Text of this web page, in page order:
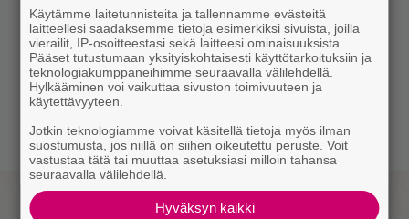
Käytämme laitetunnisteita ja tallennamme evästeitä
laitteellesi saadaksemme tietoja esimerkiksi sivuista, joilla
vierailit, IP-osoitteestasi sekä laitteesi ominaisuuksista.
Pääset tutustumaan yksityiskohtaisesti käyttötarkoituksiin ja
teknologiakumppaneihimme seuraavalla välilehdellä.
Hylkääminen voi vaikuttaa sivuston toimivuuteen ja
käytettävyyteen.
Jotkin teknologiamme voivat käsitellä tietoja myös ilman
suostumusta, jos niillä on siihen oikeutettu peruste. Voit
vastustaa tätä tai muuttaa asetuksiasi milloin tahansa
seuraavalla välilehdellä.
Hyväksyn kaikki